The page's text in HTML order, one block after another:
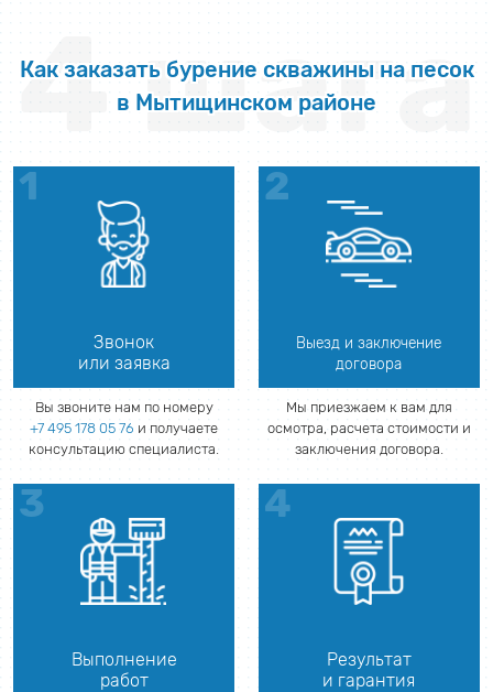
Как заказать бурение скважины на песок
в Мытищинском районе
4 шага
Звонок
или заявка
Вы звоните нам по номеру
+7 495 178 05 76 и получаете
консультацию специалиста.
Выезд и заключение
договора
Мы приезжаем к вам для
осмотра, расчета стоимости и
заключения договора.
Выполнение
работ
Результат
и гарантия